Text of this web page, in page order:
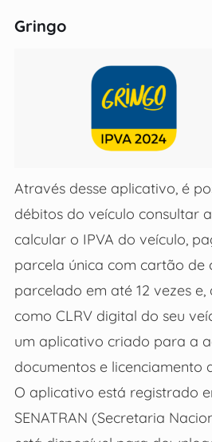
Gringo
Através desse aplicativo, é
débitos do veículo consultar
calcular o IPVA do veículo,
parcela única com cartão de
parcelado em até 12 vezes
como CLRV digital do seu
um aplicativo criado para a
documentos e licenciamento
O aplicativo está registrado
SENATRAN (Secretaria